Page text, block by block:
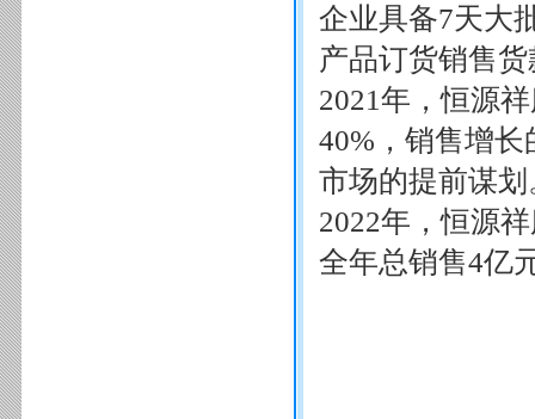
企业具备7天大
产品订货销售
2021年，恒源
40%，销售增
市场的提前谋划
2022年，恒源
全年总销售4亿